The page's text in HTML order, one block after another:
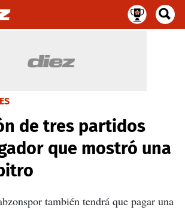
de tres partidos
que mostró una
también tendrá que pagar una